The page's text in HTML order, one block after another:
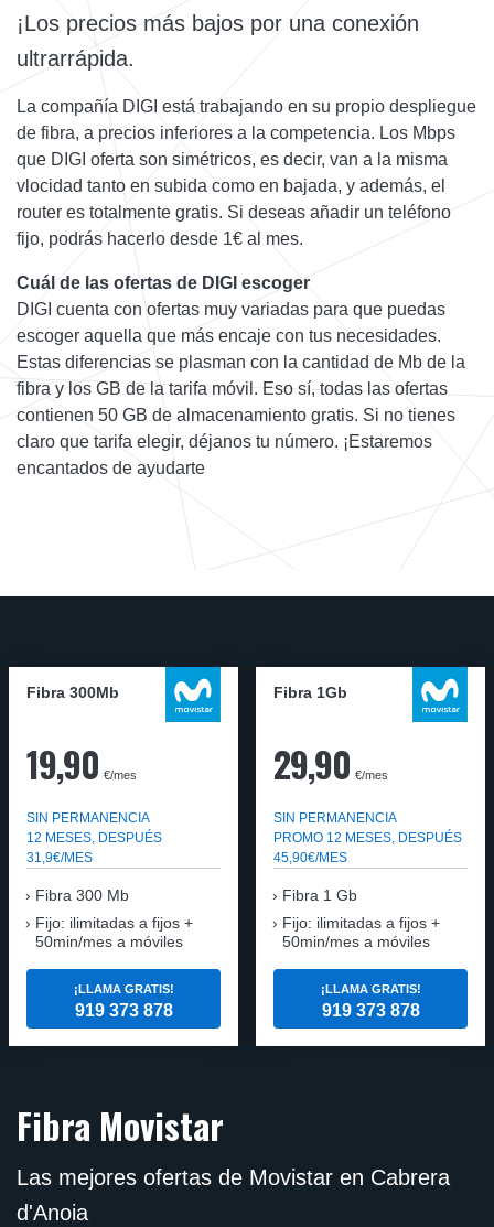
¡Los precios más bajos por una conexión
ultrarrápida.
La compañía DIGI está trabajando en su propio despliegue
de fibra, a precios inferiores a la competencia. Los Mbps
que DIGI oferta son simétricos, es decir, van a la misma
vlocidad tanto en subida como en bajada, y además, el
router es totalmente gratis. Si deseas añadir un teléfono
fijo, podrás hacerlo desde 1€ al mes.
Cuál de las ofertas de DIGI escoger
DIGI cuenta con ofertas muy variadas para que puedas
escoger aquella que más encaje con tus necesidades.
Estas diferencias se plasman con la cantidad de Mb de la
fibra y los GB de la tarifa móvil. Eso sí, todas las ofertas
contienen 50 GB de almacenamiento gratis. Si no tienes
claro que tarifa elegir, déjanos tu número. ¡Estaremos
encantados de ayudarte
Fibra 300Mb
19,90 €/mes
SIN PERMANENCIA
12 MESES, DESPUÉS
31,9€/MES
Fibra 300 Mb
Fijo: ilimitadas a fijos +
50min/mes a móviles
¡LLAMA GRATIS!
919 373 878
Fibra 1Gb
29,90 €/mes
SIN PERMANENCIA
PROMO 12 MESES, DESPUÉS
45,90€/MES
Fibra 1 Gb
Fijo: ilimitadas a fijos +
50min/mes a móviles
¡LLAMA GRATIS!
919 373 878
Fibra Movistar
Las mejores ofertas de Movistar en Cabrera
d'Anoia